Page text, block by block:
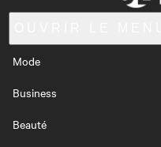
Mode
Business
Beauté